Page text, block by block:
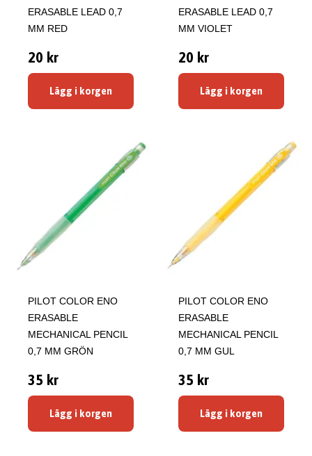
ERASABLE LEAD 0,7
MM RED
20 kr
Lägg i korgen
ERASABLE LEAD 0,7
MM VIOLET
20 kr
Lägg i korgen
PILOT COLOR ENO
ERASABLE
MECHANICAL PENCIL
0,7 MM GRÖN
35 kr
Lägg i korgen
PILOT COLOR ENO
ERASABLE
MECHANICAL PENCIL
0,7 MM GUL
35 kr
Lägg i korgen